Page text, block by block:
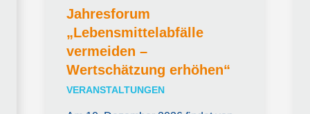
Jahresforum
„Lebensmittelabfälle
vermeiden –
Wertschätzung erhöhen“
VERANSTALTUNGEN